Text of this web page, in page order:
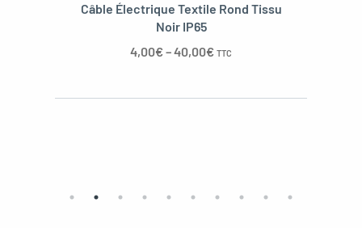
Câble Électrique Textile Rond Tissu
Noir IP65
4,00€–40,00€ TTC